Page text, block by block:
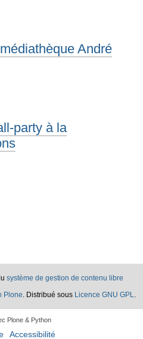
André
party à la
système de gestion de contenu libre
Plone. Distribué sous Licence GNU GPL.
Plone & Python
Accessibilité